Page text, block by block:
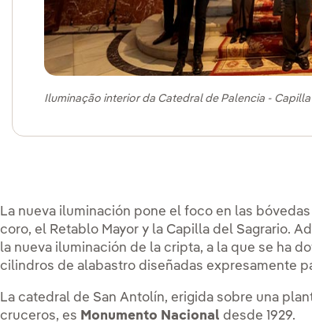
Iluminação interior da Catedral de Palencia - Capilla
La nueva iluminación pone el foco en las
coro, el Retablo Mayor y la Capilla del Sagrario.
la nueva iluminación de la cripta, a la que se ha
cilindros de alabastro diseñadas expresamente
La catedral de San Antolín, erigida sobre una
cruceros, es Monumento Nacional desde 1929.